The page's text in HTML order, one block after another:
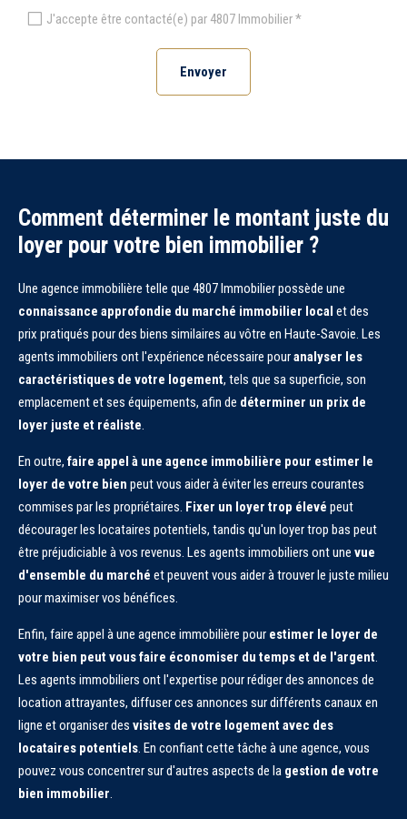
J'accepte être contacté(e) par 4807 Immobilier *
Envoyer
Comment déterminer le montant juste du
loyer pour votre bien immobilier ?
Une agence immobilière telle que 4807 Immobilier possède une
connaissance approfondie du marché immobilier local et des
prix pratiqués pour des biens similaires au vôtre en Haute-Savoie. Les
agents immobiliers ont l'expérience nécessaire pouranalyser les
caractéristiques de votre logement, tels que sa superficie, son
emplacement et ses équipements, afin de déterminer un prix de
loyer juste et réaliste.
En outre, faire appel à une agence immobilière pour estimer le
loyer de votre bien peut vous aider à éviter les erreurs courantes
commises par les propriétaires. Fixer un loyer trop élevé peut
décourager les locataires potentiels, tandis qu'un loyer trop bas peut
être préjudiciable à vos revenus. Les agents immobiliers ont une vue
d'ensemble du marché et peuvent vous aider à trouver le juste milieu
pour maximiser vos bénéfices.
Enfin, faire appel à une agence immobilière pour estimer le loyer de
votre bien peut vous faire économiser du temps et de l'argent.
Les agents immobiliers ont l'expertise pour rédiger des annonces de
location attrayantes, diffuser ces annonces sur différents canaux en
ligne et organiser des visites de votre logement avec des
locataires potentiels. En confiant cette tâche à une agence, vous
pouvez vous concentrer sur d'autres aspects de la gestion de votre
bien immobilier.